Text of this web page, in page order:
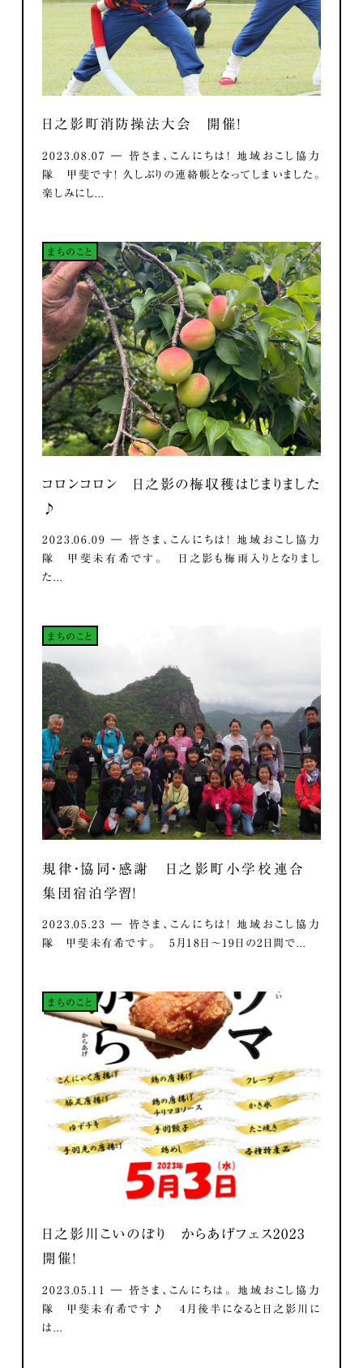
日之影町消防操法大会 開催！
2023.08.07 ― 皆さま、こんにちは！ 地域おこし協力
隊 甲斐です！ 久しぶりの連絡帳となってしまいました。
楽しみにし...
まちのこと
コロンコロン 日之影の梅収穫はじまりました
♪
2023.06.09 ― 皆さま、こんにちは！ 地域おこし協力
隊 甲斐未有希です。 日之影も梅雨入りとなりまし
た...
まちのこと
規律・協同・感謝 日之影町小学校連合
集団宿泊学習！
2023.05.23 ― 皆さま、こんにちは！ 地域おこし協力
隊 甲斐未有希です。 5月18日～19日の2日間で...
まちのこと
日之影川こいのぼり からあげフェス2023
開催！
2023.05.11 ― 皆さま、こんにちは。 地域おこし協力
隊 甲斐未有希です♪ 4月後半になると日之影川に
は...